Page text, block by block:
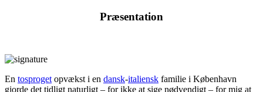
Præsentation
En tosproget opvækst i en dansk-italiensk familie i København
gjorde det tidligt naturligt – for ikke at sige nødvendigt – for mig at